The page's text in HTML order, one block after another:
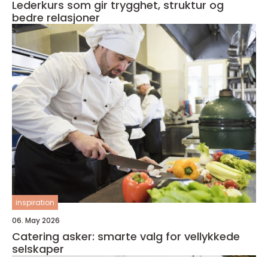
Lederkurs som gir trygghet, struktur og
bedre relasjoner
inspiration
06. May 2026
Catering asker: smarte valg for vellykkede
selskaper